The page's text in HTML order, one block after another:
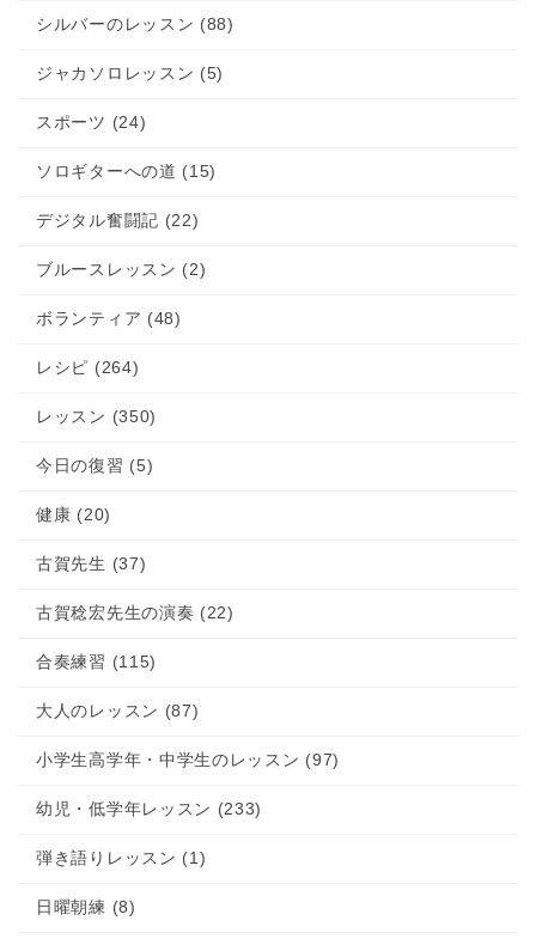
シルバーのレッスン (88)
ジャカソロレッスン (5)
スポーツ (24)
ソロギターへの道 (15)
デジタル奮闘記 (22)
ブルースレッスン (2)
ボランティア (48)
レシピ (264)
レッスン (350)
今日の復習 (5)
健康 (20)
古賀先生 (37)
古賀稔宏先生の演奏 (22)
合奏練習 (115)
大人のレッスン (87)
小学生高学年・中学生のレッスン (97)
幼児・低学年レッスン (233)
弾き語りレッスン (1)
日曜朝練 (8)